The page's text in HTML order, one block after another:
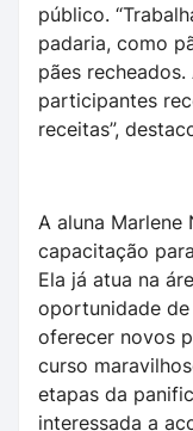
público.
padaria, como
pães
participantes
receitas”,
A aluna
capacitação
Ela já atua na
oportunidade
oferecer novos
curso
etapas da
interessada a